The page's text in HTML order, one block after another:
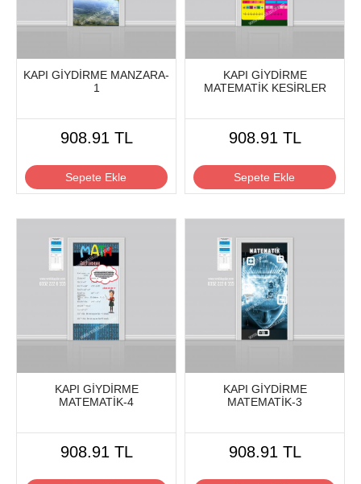
KAPI GİYDİRME MANZARA-
1
908.91 TL
Sepete Ekle
KAPI GİYDİRME
MATEMATİK KESİRLER
908.91 TL
Sepete Ekle
KAPI GİYDİRME
MATEMATİK-4
908.91 TL
KAPI GİYDİRME
MATEMATİK-3
908.91 TL